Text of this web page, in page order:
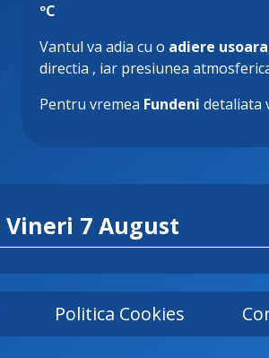
ºC
Vantul va adia cu o adiere usoara
directia , iar presiunea
Pentru vremea Fundeni detaliata
Vineri 7 August
Politica Cookies